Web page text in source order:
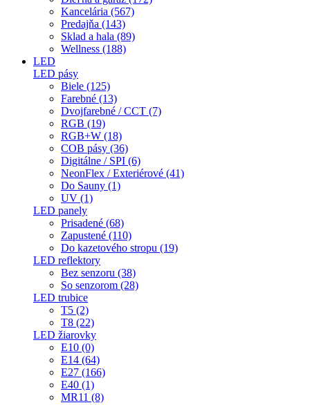
Kancelária (567)
Predajňa (143)
Sklad a hala (89)
Wellness (188)
LED
LED pásy
Biele (125)
Farebné (13)
Dvojfarebné / CCT (7)
RGB (19)
RGB+W (18)
COB pásy (36)
Digitálne / SPI (6)
NeonFlex / Exteriérové (41)
Do Sauny (1)
UV (1)
LED panely
Prisadené (68)
Zapustené (110)
Do kazetového stropu (19)
LED reflektory
Bez senzoru (38)
So senzorom (28)
LED trubice
T5 (2)
T8 (22)
LED žiarovky
E10 (0)
E14 (64)
E27 (166)
E40 (1)
MR11 (8)